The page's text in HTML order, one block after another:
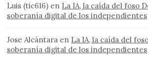
Luis (tic616) en La IA, la caída del foso
soberanía digital de los independientes
Jose Alcántara en La IA, la caída del
soberanía digital de los independientes